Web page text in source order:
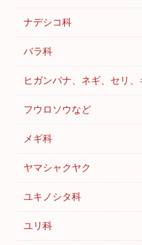
ナデシコ科
バラ科
ヒガンバナ、ネギ、セリ
フウロソウなど
メギ科
ヤマシャクヤク
ユキノシタ科
ユリ科